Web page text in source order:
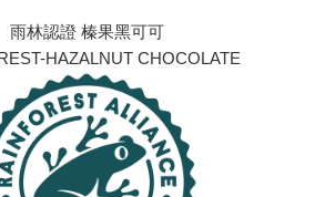
雨林認證 榛果黑可可
HAZALNUT CHOCOLATE